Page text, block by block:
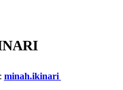
minah.ikinari